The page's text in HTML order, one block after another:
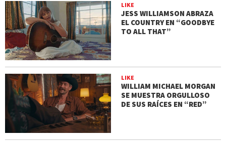
LIKE
JESS WILLIAMSON ABRAZA
EL COUNTRY EN “GOODBYE
TO ALL THAT”
LIKE
WILLIAM MICHAEL MORGAN
SE MUESTRA ORGULLOSO
DE SUS RAÍCES EN “RED”